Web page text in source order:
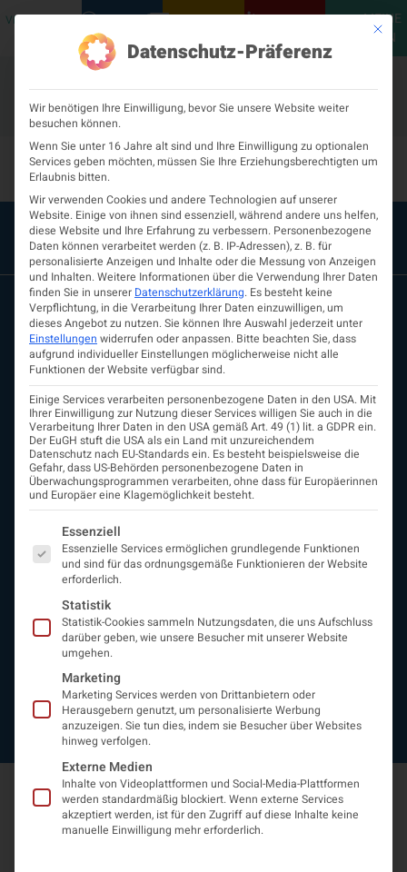
VERANSTALTUNGENPODCASTS NEUROLOGISCH KONTAKT
MEINE
ÖGN
Dr.in Gabriele Schrotter
ÖGN
Über uns
Vorstand
Beirat
Arbeitsgemeinschaften
assoziierte Gesellschaften
EAN
Fördermitglieder
Entwicklung der Neurologoie
Neurologiereport
Mitgliedschaft
Statuten
Kontakt
Impressum
Datenschutzerklärung
Mit
Datenschutz-Präferenz
Wir benötigen Ihre Einwilligung, bevor Sie unsere Website weiter
besuchen können.
Wenn Sie unter 16 Jahre alt sind und Ihre Einwilligung zu optionalen
Services geben möchten, müssen Sie Ihre Erziehungsberechtigten um
Erlaubnis bitten.
Wir verwenden Cookies und andere Technologien auf unserer
Website. Einige von ihnen sind essenziell, während andere uns helfen,
diese Website und Ihre Erfahrung zu verbessern. Personenbezogene
Daten können verarbeitet werden (z. B. IP-Adressen), z. B. für
personalisierte Anzeigen und Inhalte oder die Messung von Anzeigen
und Inhalten.Weitere Informationen über die Verwendung Ihrer Daten
finden Sie in unserer Datenschutzerklärung. Es besteht keine
Verpflichtung, in die Verarbeitung Ihrer Daten einzuwilligen, um
dieses Angebot zu nutzen.Sie können Ihre Auswahl jederzeit unter
Einstellungen widerrufen oder anpassen. Bitte beachten Sie, dass
aufgrund individueller Einstellungen möglicherweise nicht alle
Funktionen der Website verfügbar sind.
Einige Services verarbeiten personenbezogene Daten in den USA. Mit
Ihrer Einwilligung zur Nutzung dieser Services willigen Sie auch in die
Verarbeitung Ihrer Daten in den USA gemäß Art. 49 (1) lit. a GDPR ein.
Der EuGH stuft die USA als ein Land mit unzureichendem
Datenschutz nach EU-Standards ein. Es besteht beispielsweise die
Gefahr, dass US-Behörden personenbezogene Daten in
Überwachungsprogrammen verarbeiten, ohne dass für Europäerinnen
und Europäer eine Klagemöglichkeit besteht.
Es folgt eine Liste der Service-Gruppen, für die eine
Essenziell
Essenzielle Services ermöglichen grundlegende Funktionen
und sind für das ordnungsgemäße Funktionieren der Website
erforderlich.
Statistik
Statistik-Cookies sammeln Nutzungsdaten, die uns Aufschluss
darüber geben, wie unsere Besucher mit unserer Website
umgehen.
Marketing
Marketing Services werden von Drittanbietern oder
Herausgebern genutzt, um personalisierte Werbung
anzuzeigen. Sie tun dies, indem sie Besucher über Websites
hinweg verfolgen.
Externe Medien
Inhalte von Videoplattformen und Social-Media-Plattformen
werden standardmäßig blockiert. Wenn externe Services
akzeptiert werden, ist für den Zugriff auf diese Inhalte keine
manuelle Einwilligung mehr erforderlich.